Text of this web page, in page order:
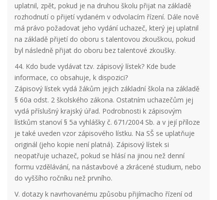
uplatnil, zpět, pokud je na druhou školu přijat na základě
rozhodnutí o přijetí vydaném v odvolacím řízení. Dále nově
má právo požadovat jeho vydání uchazeč, který jej uplatnil
na základě přijetí do oboru s talentovou zkouškou, pokud
byl následně přijat do oboru bez talentové zkoušky.
44. Kdo bude vydávat tzv. zápisový lístek? Kde bude
informace, co obsahuje, k dispozici?
Zápisový lístek vydá žákům jejich základní škola na základě
§ 60a odst. 2 školského zákona. Ostatním uchazečům jej
vydá příslušný krajský úřad. Podrobnosti k zápisovým
lístkům stanoví § 5a vyhlášky č. 671/2004 Sb. a v její příloze
je také uveden vzor zápisového lístku. Na SŠ se uplatňuje
originál (jeho kopie není platná). Zápisový lístek si
neopatřuje uchazeč, pokud se hlásí na jinou než denní
formu vzdělávání, na nástavbové a zkrácené studium, nebo
do vyššího ročníku než prvního.
V. dotazy k navrhovanému způsobu přijímacího řízení od